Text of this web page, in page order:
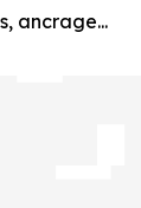
ancrage...